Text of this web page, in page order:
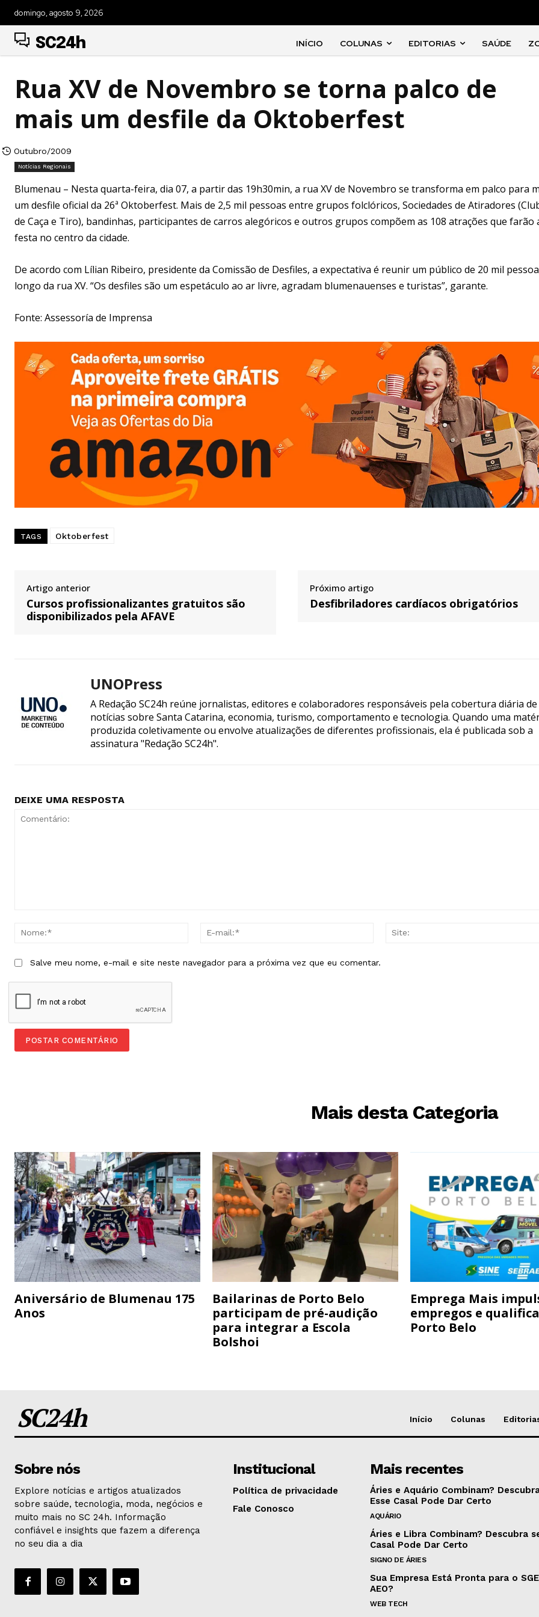
domingo, agosto 9, 2026
SC24h INÍCIO COLUNAS EDITORIAS SAÚDE
Rua XV de Novembro se torna palco de
mais um desfile da Oktoberfest
Outubro/2009
Notícias Regionais
Blumenau – Nesta quarta-feira, dia 07, a partir das 19h30min, a rua XV de Novembro se transforma em palco para
um desfile oficial da 26ª Oktoberfest. Mais de 2,5 mil pessoas entre grupos folclóricos, Sociedades de Atiradores
de Caça e Tiro), bandinhas, participantes de carros alegóricos e outros grupos compõem as 108 atrações que farão
festa no centro da cidade.
De acordo com Lílian Ribeiro, presidente da Comissão de Desfiles, a expectativa é reunir um público de 20 mil
longo da rua XV. “Os desfiles são um espetáculo ao ar livre, agradam blumenauenses e turistas”, garante.
Fonte: Assessoría de Imprensa
TAGS Oktoberfest
Artigo anterior
Cursos profissionalizantes gratuitos são
disponibilizados pela AFAVE
Próximo artigo
Desfibriladores cardíacos obrigatórios
UNOPress
A Redação SC24h reúne jornalistas, editores e colaboradores responsáveis pela cobertura diária de
notícias sobre Santa Catarina, economia, turismo, comportamento e tecnologia. Quando uma
produzida coletivamente ou envolve atualizações de diferentes profissionais, ela é publicada sob a
assinatura "Redação SC24h".
DEIXE UMA RESPOSTA
Nome:*
Salve meu nome, e-mail e site neste navegador para a próxima vez que eu comentar.
Mais desta Categoria
Aniversário de Blumenau 175
Anos
Bailarinas de Porto Belo
participam de pré-audição
para integrar a Escola
Bolshoi
Emprega Mais
empregos e
Porto Belo
SC24h Início Colunas
Sobre nós
Explore notícias e artigos atualizados
sobre saúde, tecnologia, moda, negócios e
muito mais no SC 24h. Informação
confiável e insights que fazem a diferença
no seu dia a dia
Institucional
Política de privacidade
Fale Conosco
Mais recentes
Áries e Aquário Combinam?
Esse Casal Pode Dar Certo
AQUÁRIO
Áries e Libra Combinam? Descubra
Casal Pode Dar Certo
SIGNO DE ÁRIES
Sua Empresa Está Pronta para o
AEO?
WEB TECH